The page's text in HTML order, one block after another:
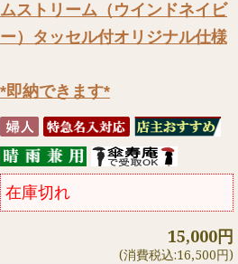
ムストリーム（ウインドネイビ
ー）タッセル付オリジナル仕様
*即納できます*
在庫切れ
15,000円
(消費税込:16,500円)